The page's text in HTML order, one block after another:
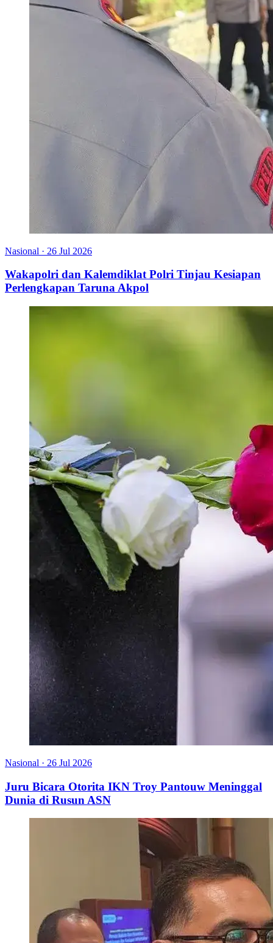
Nasional · 26 Jul 2026
Wakapolri dan Kalemdiklat Polri Tinjau Kesiapan
Perlengkapan Taruna Akpol
Nasional · 26 Jul 2026
Juru Bicara Otorita IKN Troy Pantouw Meninggal
Dunia di Rusun ASN